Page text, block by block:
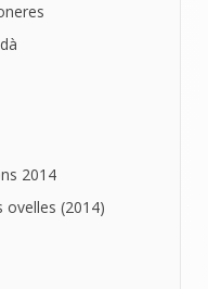
2014
ovelles (2014)